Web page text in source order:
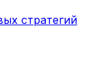
стратегий